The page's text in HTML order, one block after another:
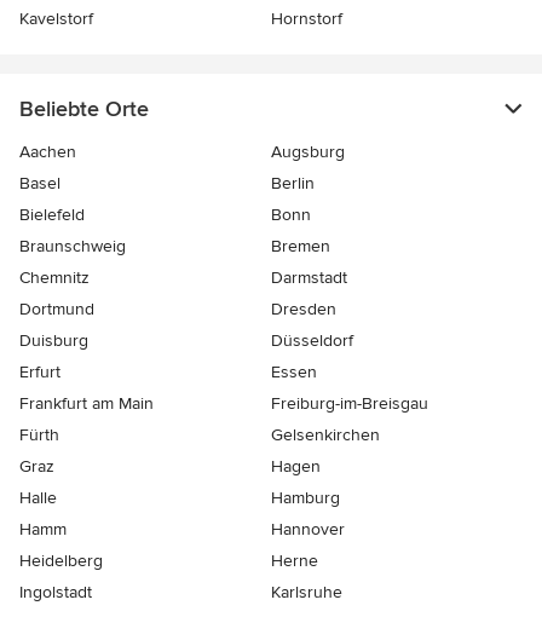
Kavelstorf
Hornstorf
Beliebte Orte
Aachen
Augsburg
Basel
Berlin
Bielefeld
Bonn
Braunschweig
Bremen
Chemnitz
Darmstadt
Dortmund
Dresden
Duisburg
Düsseldorf
Erfurt
Essen
Frankfurt am Main
Freiburg-im-Breisgau
Fürth
Gelsenkirchen
Graz
Hagen
Halle
Hamburg
Hamm
Hannover
Heidelberg
Herne
Ingolstadt
Karlsruhe